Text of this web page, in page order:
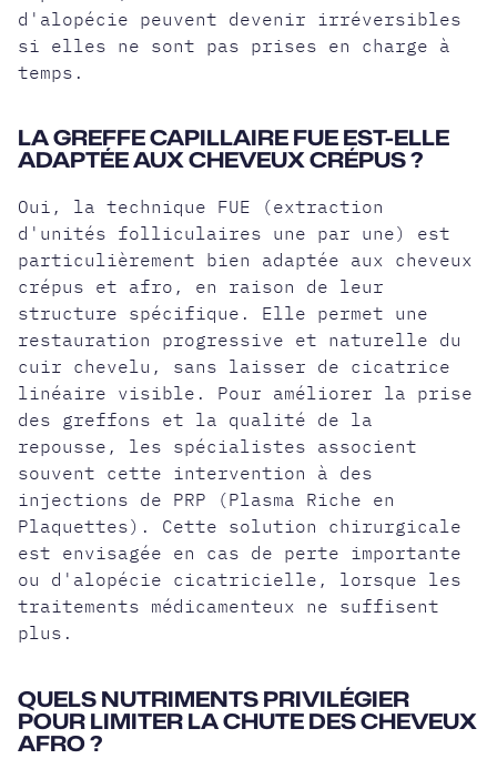
d'alopécie peuvent devenir irréversibles
si elles ne sont pas prises en charge à
temps.
LA GREFFE CAPILLAIRE FUE EST-ELLE
ADAPTÉE AUX CHEVEUX CRÉPUS ?
Oui, la technique FUE (extraction
d'unités folliculaires une par une) est
particulièrement bien adaptée aux cheveux
crépus et afro, en raison de leur
structure spécifique. Elle permet une
restauration progressive et naturelle du
cuir chevelu, sans laisser de cicatrice
linéaire visible. Pour améliorer la prise
des greffons et la qualité de la
repousse, les spécialistes associent
souvent cette intervention à des
injections de PRP (Plasma Riche en
Plaquettes). Cette solution chirurgicale
est envisagée en cas de perte importante
ou d'alopécie cicatricielle, lorsque les
traitements médicamenteux ne suffisent
plus.
QUELS NUTRIMENTS PRIVILÉGIER
POUR LIMITER LA CHUTE DES CHEVEUX
AFRO ?